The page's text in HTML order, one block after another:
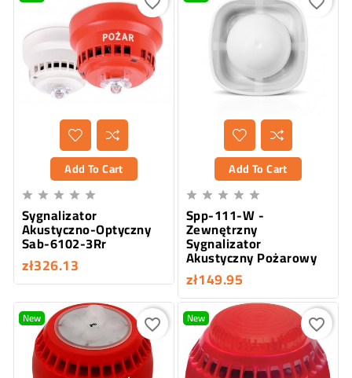
Add To Cart
    
Sygnalizator
Akustyczno-Optyczny
Sab-6102-3Rr
zł326.13
Add To Cart
    
Spp-111-W -
Zewnętrzny
Sygnalizator
Akustyczny Pożarowy
zł149.95
New favorite_border New favorite_border